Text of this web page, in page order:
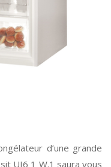
d’une grande
UI6 1 W.1 saura vous